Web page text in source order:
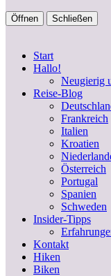
Öffnen Schließen
Start
Hallo!
Neugierig
Reise-Blog
Frankreich
Italien
Kroatien
Österreich
Portugal
Spanien
Schweden
Insider-Tipps
Kontakt
Hiken
Biken